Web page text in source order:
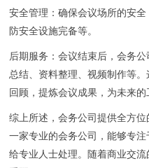
安全管理：确保会议场所的安
防安全设施完备等。
后期服务：会议结束后，会务
总结、资料整理、视频制作等
回顾，提炼会议成果，为未来的
综上所述，会务公司提供全方
一家专业的会务公司，能够专
给专业人士处理。随着商业交